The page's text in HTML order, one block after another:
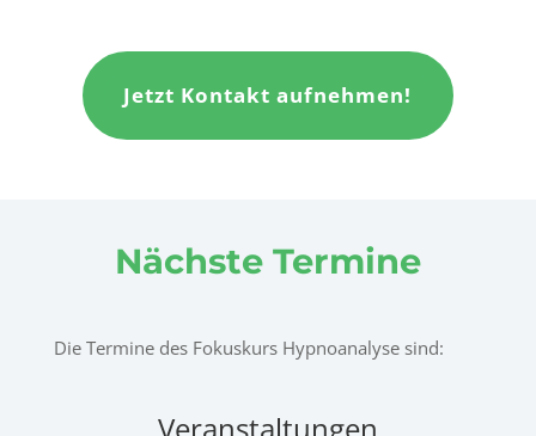
Jetzt Kontakt aufnehmen!
Nächste Termine
Die Termine des Fokuskurs Hypnoanalyse sind:
Veranstaltungen